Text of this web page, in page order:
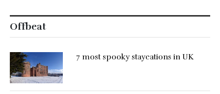
Offbeat
7 most spooky staycations in UK